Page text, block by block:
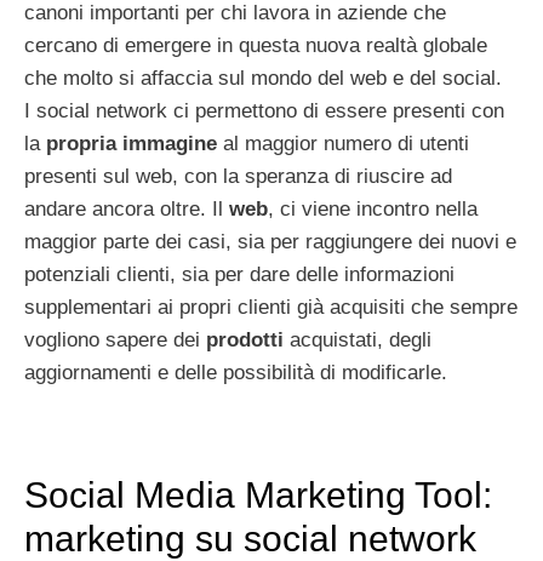
canoni importanti per chi lavora in aziende che
cercano di emergere in questa nuova realtà globale
che molto si affaccia sul mondo del web e del social.
I social network ci permettono di essere presenti con
la propria immagine al maggior numero di utenti
presenti sul web, con la speranza di riuscire ad
andare ancora oltre. Il web, ci viene incontro nella
maggior parte dei casi, sia per raggiungere dei nuovi e
potenziali clienti, sia per dare delle informazioni
supplementari ai propri clienti già acquisiti che sempre
vogliono sapere dei prodotti acquistati, degli
aggiornamenti e delle possibilità di modificarle.
Social Media Marketing Tool:
marketing su social network